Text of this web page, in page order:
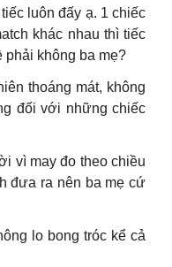
luôn đấy ạ. 1 chiếc
khác nhau thì tiếc
phải không ba mẹ?
thoáng mát, không
đối với những chiếc
vì may đo theo chiều
đưa ra nên ba mẹ cứ
lo bong tróc kể cả